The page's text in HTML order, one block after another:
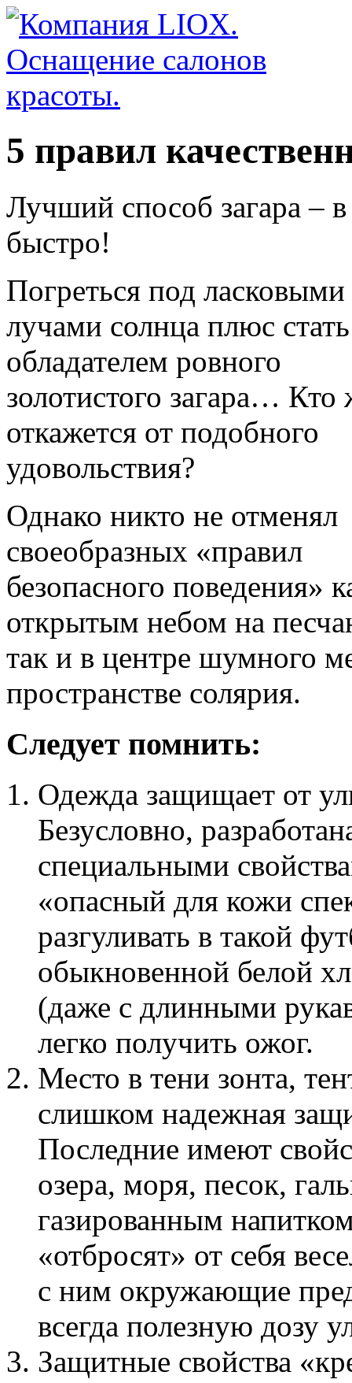
5 правил
Лучший способ загара –
быстро!
Погреться под ласковыми
лучами солнца плюс стать
обладателем ровного
золотистого загара… Кто
откажется от подобного
удовольствия?
Однако никто не отменял
своеобразных «правил
безопасного поведения»
открытым небом на
так и в центре шумного
пространстве солярия.
Следует помнить:
Одежда защищает от
Безусловно,
специальными
«опасный для кожи
разгуливать в такой
обыкновенной белой
(даже с длинными
легко получить ожог.
Место в тени зонта,
слишком надежная
Последние имеют
озера, моря, песок,
газированным
«отбросят» от себя
с ним окружающие
всегда полезную дозу
Защитные свойства